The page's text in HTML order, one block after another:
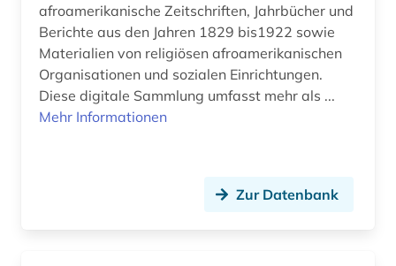
englisch language teaching (1)
englisch literatur (1)
englische grammatik (1)
afroamerikanische Zeitschriften, Jahrbücher und
Berichte aus den Jahren 1829 bis1922 sowie
Materialien von religiösen afroamerikanischen
Organisationen und sozialen Einrichtungen.
Diese digitale Sammlung umfasst mehr als ...
Mehr Informationen
Zur Datenbank